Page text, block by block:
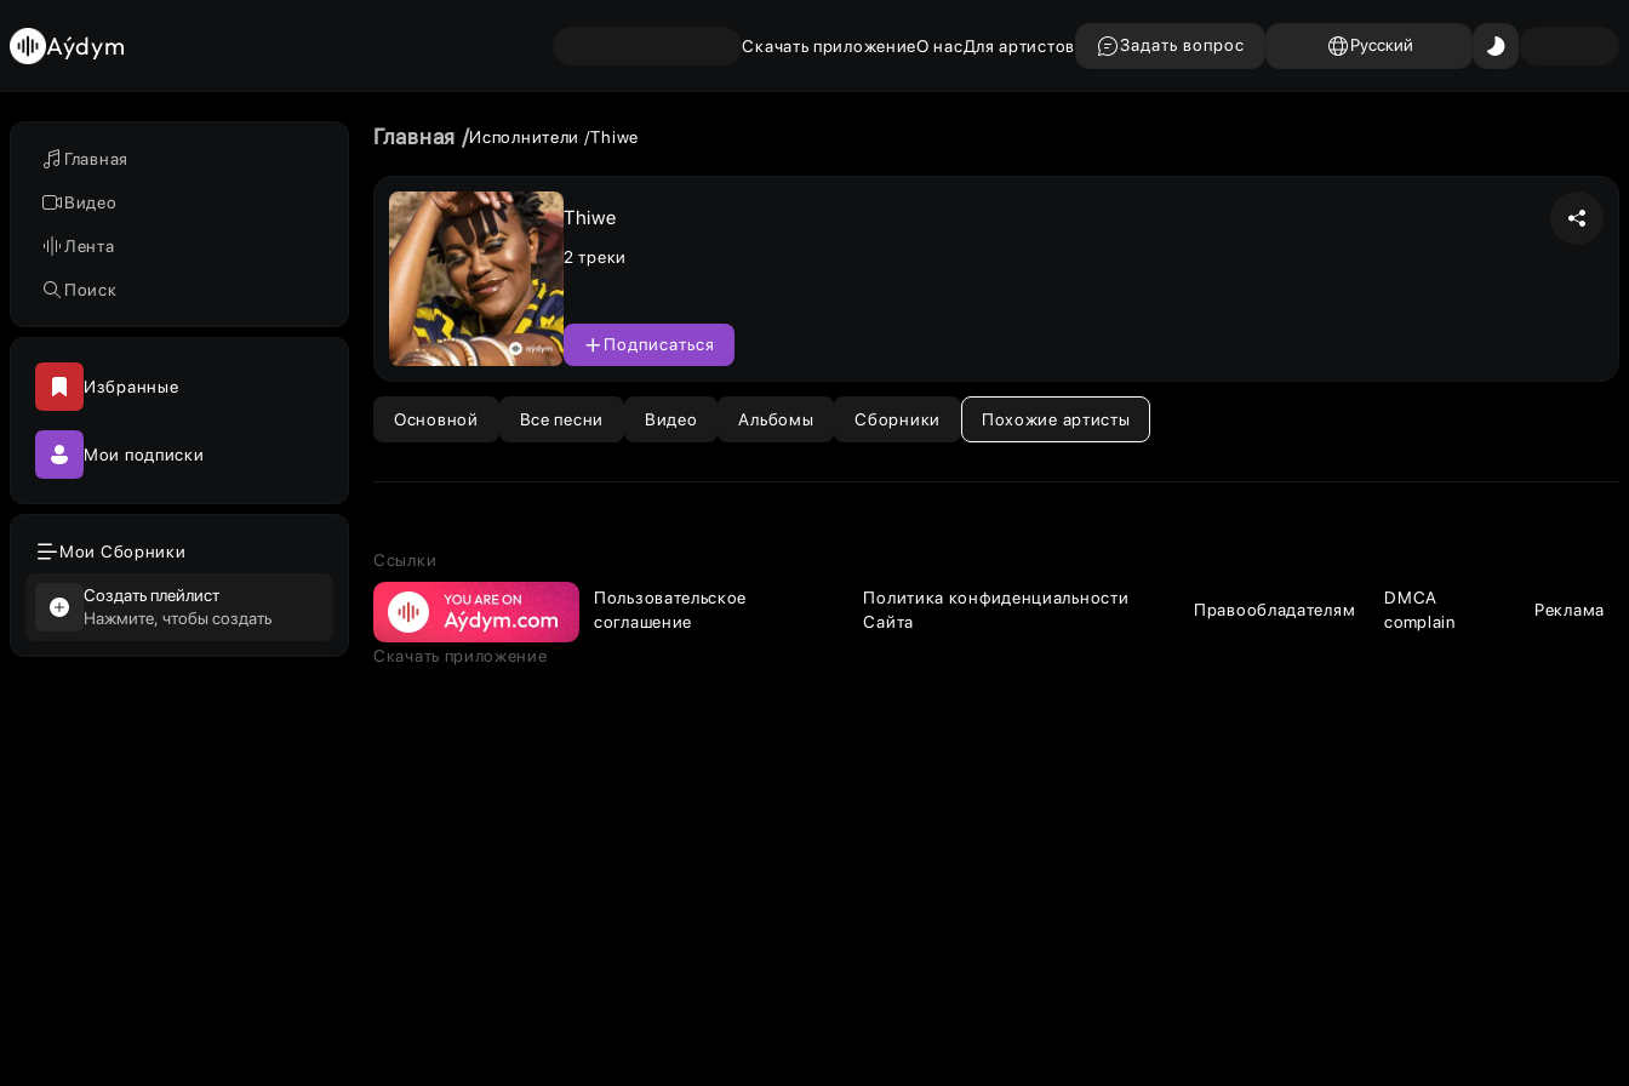
Главная
Видео
Лента
Поиск
Избранные
Мои подписки
Мои Сборники
Создать плейлист
Нажмите, чтобы создать
Aýdym Скачать приложениеО насДля артистов Задать вопрос Русский
Главная Исполнители Thiwe
Thiwe
2 треки
Подписаться
Основной Все песни Видео Альбомы Сборники Похожие артисты
Ссылки
Пользовательское
соглашение
Политика конфиденциальности
Сайта
Правообладателям
DMCA
complain
Реклама
Скачать приложение